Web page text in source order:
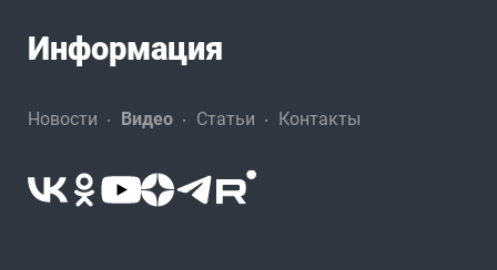
Информация
Новости Видео Статьи Контакты